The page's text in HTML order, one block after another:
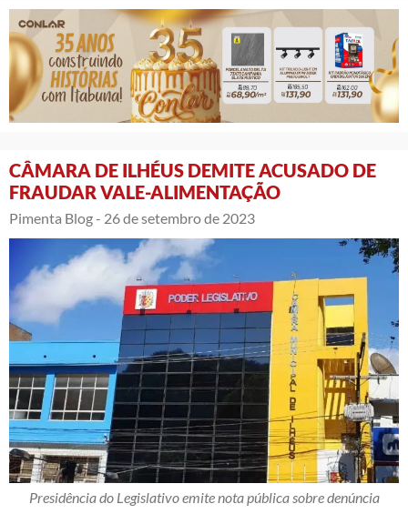
CÂMARA DE ILHÉUS DEMITE ACUSADO DE
FRAUDAR VALE-ALIMENTAÇÃO
Pimenta Blog - 26 de setembro de 2023
Presidência do Legislativo emite nota pública sobre denúncia